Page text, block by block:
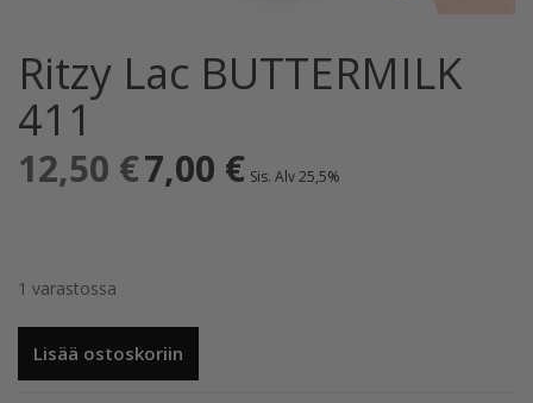
Ritzy Lac BUTTERMILK
411
12,50 € Alkuperäinen
hinta
7,00 €Nykyinen
hinta
Sis. Alv 25,5%
1 varastossa
Lac
Lisää ostoskoriin